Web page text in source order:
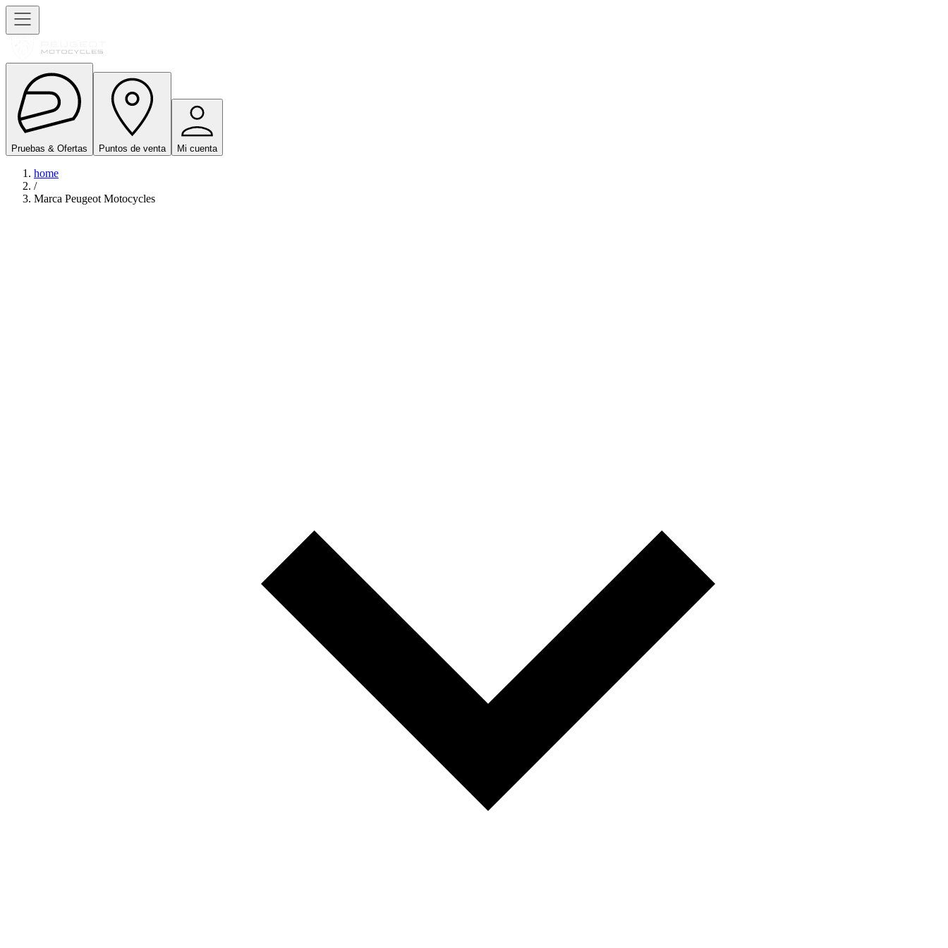
Pruebas & Ofertas Puntos de venta Mi cuenta
home
/
Marca Peugeot Motocycles